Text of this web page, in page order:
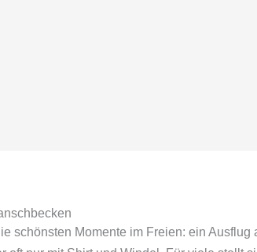
schönsten Momente im Freien: ein